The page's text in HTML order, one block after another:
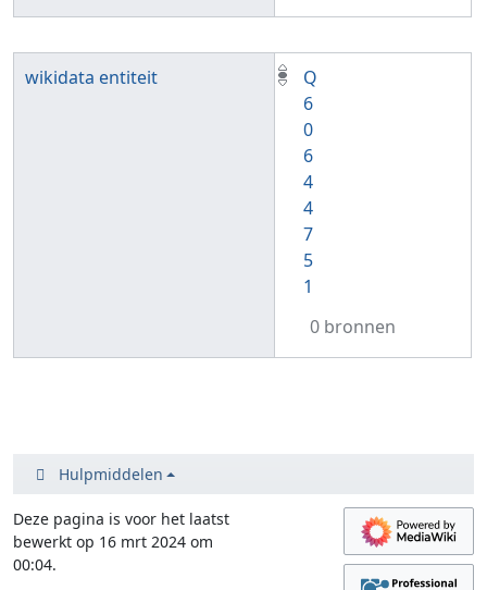
wikidata entiteit
Q
6
0
6
4
4
7
5
1
0 bronnen
Hulpmiddelen
Deze pagina is voor het laatst
bewerkt op 16 mrt 2024 om
00:04.